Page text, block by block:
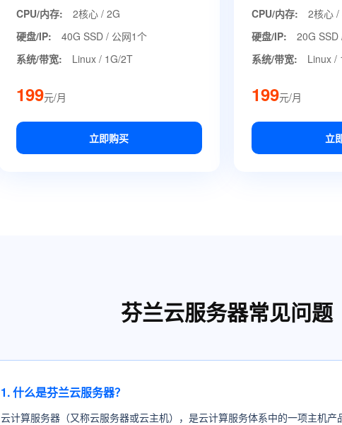
CPU/内存:
2核心 / 2G
硬盘/IP:
40G SSD / 公网1个
系统/带宽:
Linux / 1G/2T
199元/月
立即购买
CPU/内存:
2核心 /
硬盘/IP:
20G SSD
系统/带宽:
Linux /
199元/月
立
芬兰云服务器常见问题
1. 什么是芬兰云服务器？
云计算服务器（又称云服务器或云主机），是云计算服务体系中的一项主机